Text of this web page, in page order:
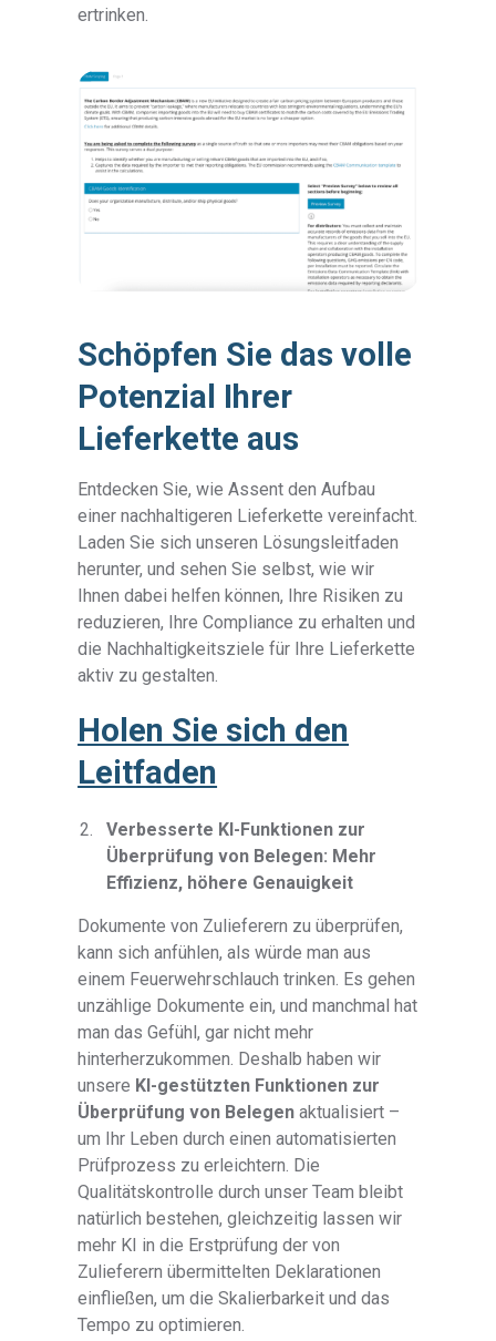
ertrinken.
Schöpfen Sie das volle
Potenzial Ihrer
Lieferkette aus
Entdecken Sie, wie Assent den Aufbau
einer nachhaltigeren Lieferkette vereinfacht.
Laden Sie sich unseren Lösungsleitfaden
herunter, und sehen Sie selbst, wie wir
Ihnen dabei helfen können, Ihre Risiken zu
reduzieren, Ihre Compliance zu erhalten und
die Nachhaltigkeitsziele für Ihre Lieferkette
aktiv zu gestalten.
Holen Sie sich den
Leitfaden
Verbesserte KI-Funktionen zur
Überprüfung von Belegen: Mehr
Effizienz, höhere Genauigkeit
Dokumente von Zulieferern zu überprüfen,
kann sich anfühlen, als würde man aus
einem Feuerwehrschlauch trinken. Es gehen
unzählige Dokumente ein, und manchmal hat
man das Gefühl, gar nicht mehr
hinterherzukommen. Deshalb haben wir
unsere KI-gestützten Funktionen zur
Überprüfung von Belegen aktualisiert –
um Ihr Leben durch einen automatisierten
Prüfprozess zu erleichtern. Die
Qualitätskontrolle durch unser Team bleibt
natürlich bestehen, gleichzeitig lassen wir
mehr KI in die Erstprüfung der von
Zulieferern übermittelten Deklarationen
einfließen, um die Skalierbarkeit und das
Tempo zu optimieren.